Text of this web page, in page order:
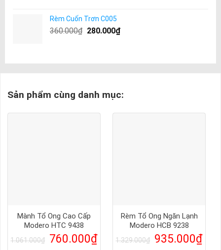
Rèm Cuốn Trơn C005
360.000₫ 280.000₫
Sản phẩm cùng danh mục:
Mành Tổ Ong Cao Cấp
Modero HTC 9438
1.061.000₫ 760.000₫
Rèm Tổ Ong Ngăn Lạnh
Modero HCB 9238
1.329.000₫ 935.000₫